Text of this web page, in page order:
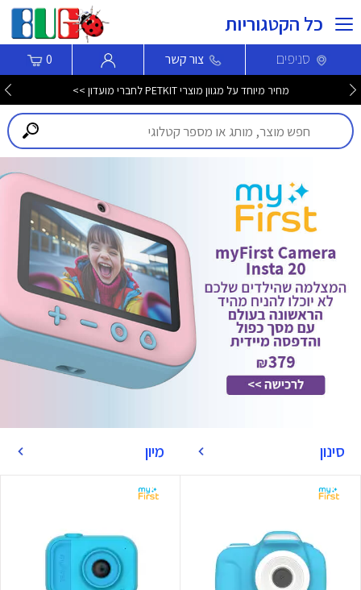
כל הקטגוריות
סניפים צור קשר 0
מחיר מיוחד על מגוון מוצרי PETKIT לחברי מועדון >>
סינון מיון